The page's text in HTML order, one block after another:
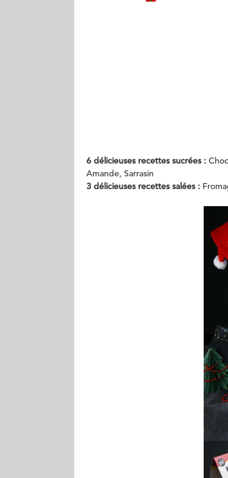
6 délicieuses recettes sucrées :
Amande, Sarrasin
3 délicieuses recettes salées :